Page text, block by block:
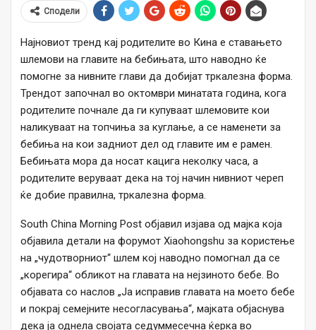
Сподели
Најновиот тренд кај родителите во Кина е ставањето
шлемови на главите на бебињата, што наводно ќе
помогне за нивните глави да добијат тркалезна форма.
Трендот започнал во октомври минатата година, кога
родителите почнале да ги купуваат шлемовите кои
наликуваат на топчиња за куглање, а се наменети за
бебиња на кои задниот дел од главите им е рамен.
Бебињата мора да носат кацига неколку часа, а
родителите веруваат дека на тој начин нивниот череп
ќе добие правилна, тркалезна форма.
South China Morning Post објавил изјава од мајка која
објавила детали на форумот Xiaohongshu за користење
на „чудотворниот“ шлем кој наводно помогнал да се
„корегира“ обликот на главата на нејзиното бебе. Во
објавата со наслов „Ја исправив главата на моето бебе
и покрај семејните несогласувања“, мајката објаснува
дека ја однела својата седуммесечна ќерка во